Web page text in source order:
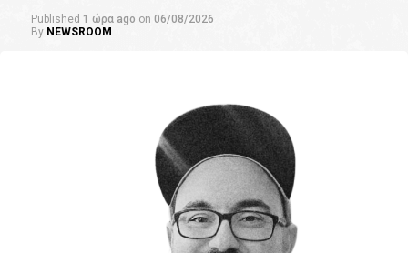
Published 1 ώρα ago on 06/08/2026
By NEWSROOM